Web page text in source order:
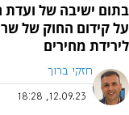
בתום ישיבה של
על קידום החוק של
לירידת מחירים
חזקי ברוך
12.09.23, 18:28